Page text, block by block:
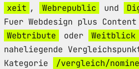
xeit , Webrepublic und
Fuer Webdesign plus
Webtribute
oder
Weitblick
naheliegende
Kategorie
/vergleich/